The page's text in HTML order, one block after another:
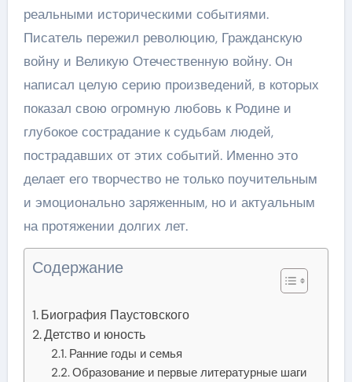
реальными историческими событиями.
Писатель пережил революцию, Гражданскую
войну и Великую Отечественную войну. Он
написал целую серию произведений, в которых
показал свою огромную любовь к Родине и
глубокое сострадание к судьбам людей,
пострадавших от этих событий. Именно это
делает его творчество не только поучительным
и эмоционально заряженным, но и актуальным
на протяжении долгих лет.
Содержание
Биография Паустовского
Детство и юность
Ранние годы и семья
Образование и первые литературные шаги